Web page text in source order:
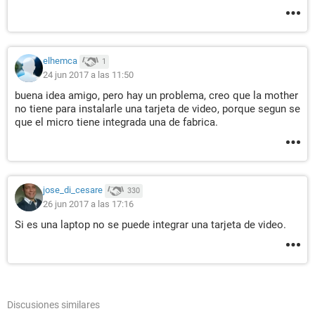
elhemca 1
24 jun 2017 a las 11:50
buena idea amigo, pero hay un problema, creo que la mother
no tiene para instalarle una tarjeta de video, porque segun se
que el micro tiene integrada una de fabrica.
jose_di_cesare 330
26 jun 2017 a las 17:16
Si es una laptop no se puede integrar una tarjeta de video.
Discusiones similares